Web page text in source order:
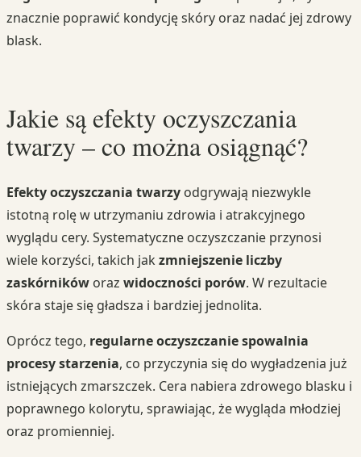
znacznie poprawić kondycję skóry oraz nadać jej zdrowy
blask.
Jakie są efekty oczyszczania
twarzy – co można osiągnąć?
Efekty oczyszczania twarzy odgrywają niezwykle
istotną rolę w utrzymaniu zdrowia i atrakcyjnego
wyglądu cery. Systematyczne oczyszczanie przynosi
wiele korzyści, takich jak zmniejszenie liczby
zaskórników oraz widoczności porów. W rezultacie
skóra staje się gładsza i bardziej jednolita.
Oprócz tego, regularne oczyszczanie spowalnia
procesy starzenia, co przyczynia się do wygładzenia już
istniejących zmarszczek. Cera nabiera zdrowego blasku i
poprawnego kolorytu, sprawiając, że wygląda młodziej
oraz promienniej.